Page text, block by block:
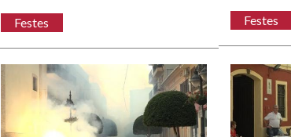
Festes Festes